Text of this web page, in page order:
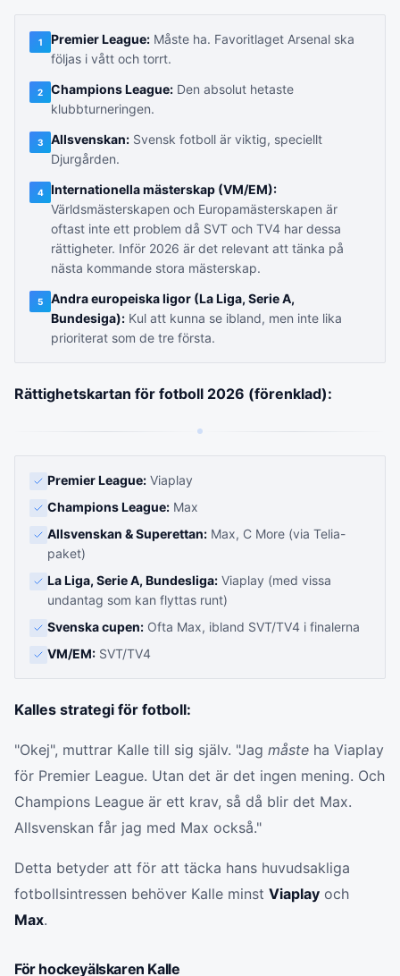
1 Premier League: Måste ha. Favoritlaget Arsenal ska
följas i vått och torrt.
2 Champions League: Den absolut hetaste
klubbturneringen.
3 Allsvenskan: Svensk fotboll är viktig, speciellt
Djurgården.
4
Internationella mästerskap (VM/EM):
Världsmästerskapen och Europamästerskapen är
oftast inte ett problem då SVT och TV4 har dessa
rättigheter. Inför 2026 är det relevant att tänka på
nästa kommande stora mästerskap.
5
Andra europeiska ligor (La Liga, Serie A,
Bundesiga): Kul att kunna se ibland, men inte lika
prioriterat som de tre första.
Rättighetskartan för fotboll 2026 (förenklad):
Premier League: Viaplay
Champions League: Max
Allsvenskan & Superettan: Max, C More (via Telia-
paket)
La Liga, Serie A, Bundesliga: Viaplay (med vissa
undantag som kan flyttas runt)
Svenska cupen: Ofta Max, ibland SVT/TV4 i finalerna
VM/EM: SVT/TV4
Kalles strategi för fotboll:
"Okej", muttrar Kalle till sig själv. "Jag måste ha Viaplay
för Premier League. Utan det är det ingen mening. Och
Champions League är ett krav, så då blir det Max.
Allsvenskan får jag med Max också."
Detta betyder att för att täcka hans huvudsakliga
fotbollsintressen behöver Kalle minst Viaplay och
Max.
För hockeyälskaren Kalle